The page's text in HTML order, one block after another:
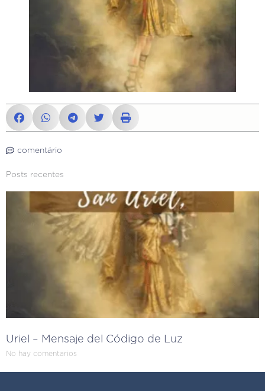
comentário
Posts recentes
Uriel – Mensaje del Código de Luz
No hay comentarios